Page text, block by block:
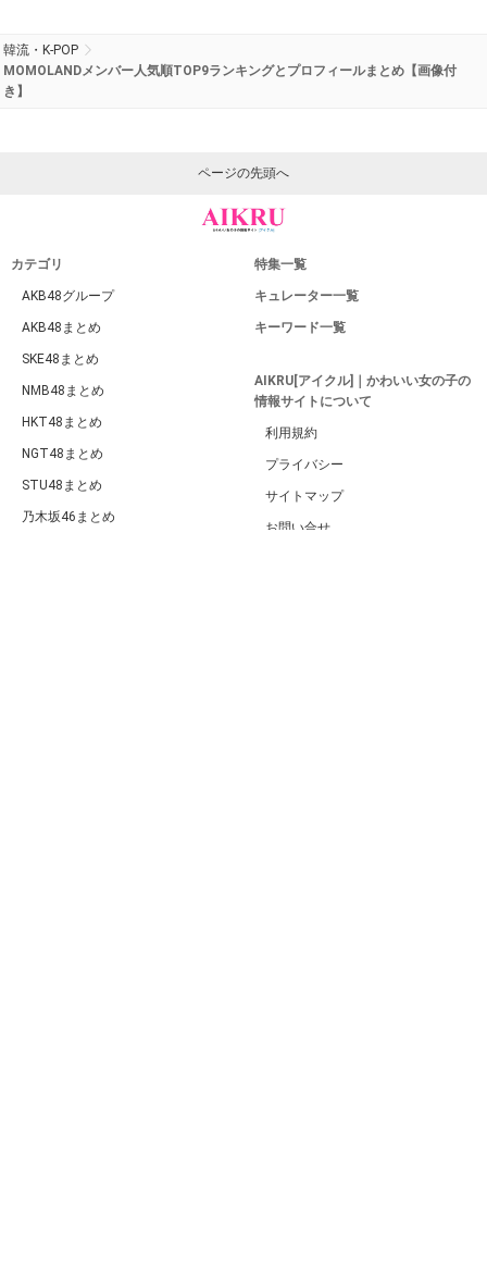
韓流・K-POP
MOMOLANDメンバー人気順TOP9ランキングとプロフィールまとめ【画像付
き】
ページの先頭へ
カテゴリ
AKB48グループ
AKB48まとめ
SKE48まとめ
NMB48まとめ
HKT48まとめ
NGT48まとめ
STU48まとめ
乃木坂46まとめ
特集一覧
キュレーター一覧
キーワード一覧
AIKRU[アイクル]｜かわいい女の子の
情報サイトについて
利用規約
プライバシー
サイトマップ
お問い合せ